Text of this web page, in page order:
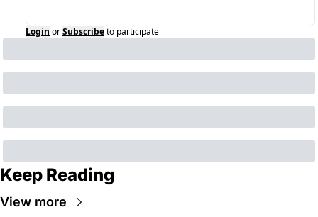
Login orSubscribeto participate
Keep Reading
View more